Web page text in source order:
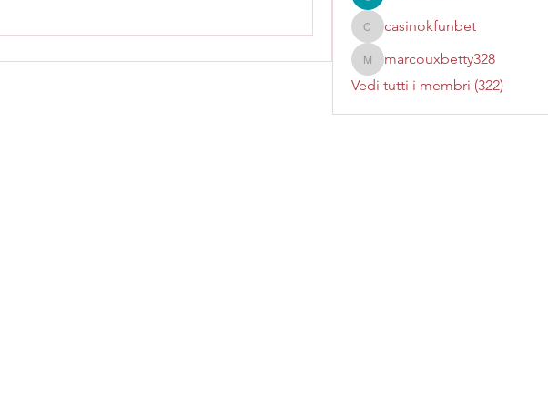
casinokfunbet
casinokfunbet
marcouxbetty328
marcouxbetty328
Vedi tutti i membri (322)